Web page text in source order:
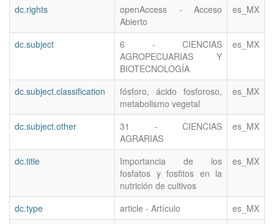
dc.rights
openAccess - Acceso
Abierto
es_MX
dc.subject
6 - CIENCIAS
AGROPECUARIAS Y
BIOTECNOLOGÍA
es_MX
dc.subject.classification
fósforo, ácido fosforoso,
metabolismo vegetal
es_MX
dc.subject.other
31 - CIENCIAS
AGRARIAS
es_MX
dc.title
Importancia de los
fosfatos y fosfitos en la
nutrición de cultivos
es_MX
dc.type article - Artículo
es_MX